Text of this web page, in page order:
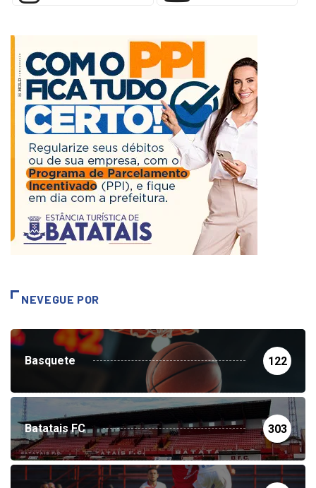
NEVEGUE POR
Basquete 122
Batatais FC 303